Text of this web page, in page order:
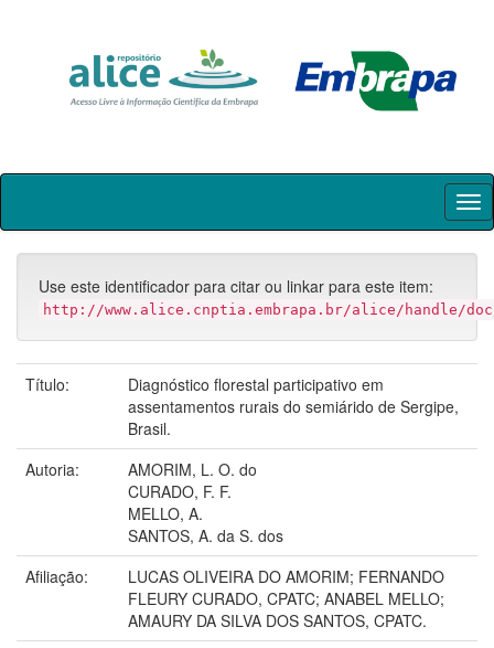
Skip
Use este identificador para citar ou linkar para este item:
http://www.alice.cnptia.embrapa.br/alice/handle/doc/
Título:
Diagnóstico florestal participativo em
assentamentos rurais do semiárido de Sergipe,
Brasil.
Autoria:
AMORIM, L. O. do
CURADO, F. F.
MELLO, A.
SANTOS, A. da S. dos
Afiliação:
LUCAS OLIVEIRA DO AMORIM; FERNANDO
FLEURY CURADO, CPATC; ANABEL MELLO;
AMAURY DA SILVA DOS SANTOS, CPATC.